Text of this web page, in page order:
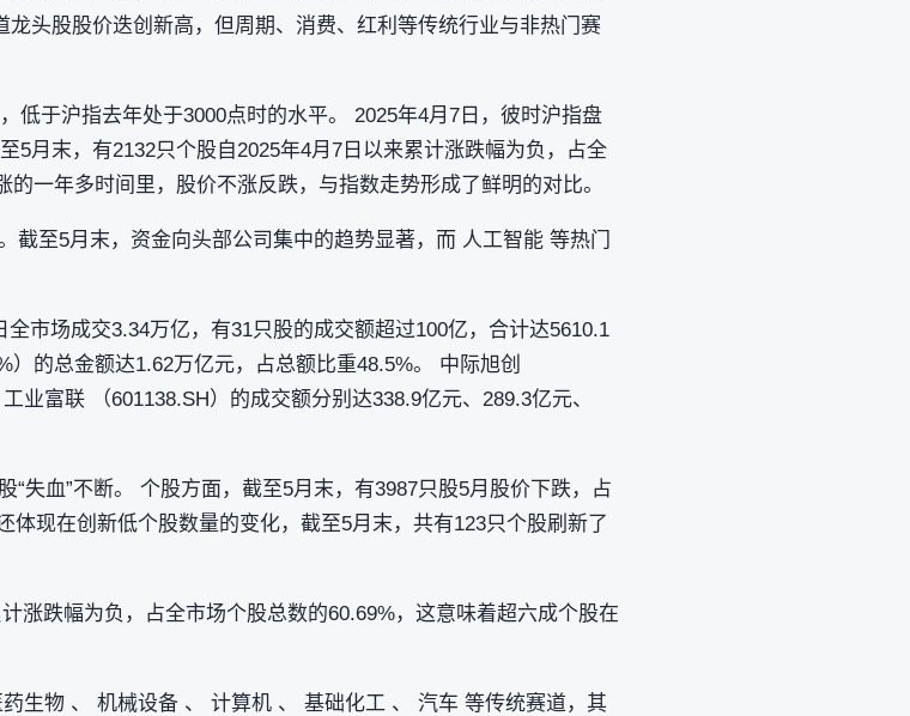
龙头股股价迭创新高，但周期、消费、红利等传统行业与非热门赛
低于沪指去年处于3000点时的水平。 2025年4月7日，彼时沪指盘
5月末，有2132只个股自2025年4月7日以来累计涨跌幅为负，占全
一年多时间里，股价不涨反跌，与指数走势形成了鲜明的对比。
截至5月末，资金向头部公司集中的趋势显著，而 人工智能 等热门
市场成交3.34万亿，有31只股的成交额超过100亿，合计达5610.1
的总金额达1.62万亿元，占总额比重48.5%。 中际旭创
业富联 （601138.SH）的成交额分别达338.9亿元、289.3亿元、
失血”不断。 个股方面，截至5月末，有3987只股5月股价下跌，占
体现在创新低个股数量的变化，截至5月末，共有123只个股刷新了
涨跌幅为负，占全市场个股总数的60.69%，这意味着超六成个股在
生物 、 机械设备 、 计算机 、 基础化工 、 汽车 等传统赛道，其